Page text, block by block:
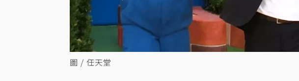
圖 / 任天堂